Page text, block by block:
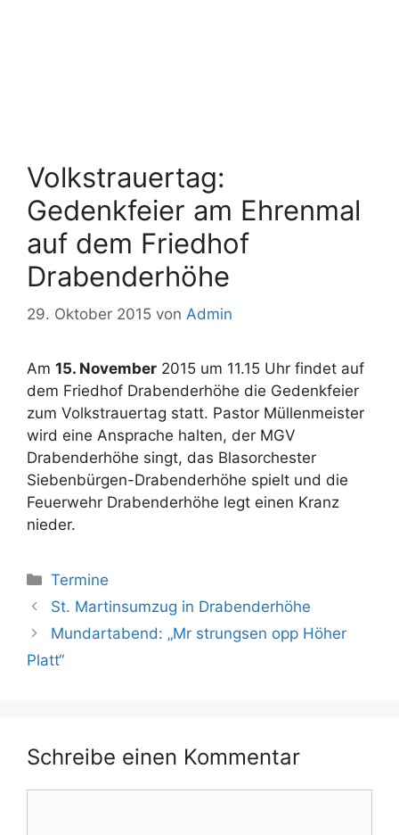
Volkstrauertag:
Gedenkfeier am Ehrenmal
auf dem Friedhof
Drabenderhöhe
29. Oktober 2015 von Admin
Am 15. November 2015 um 11.15 Uhr findet auf
dem Friedhof Drabenderhöhe die Gedenkfeier
zum Volkstrauertag statt. Pastor Müllenmeister
wird eine Ansprache halten, der MGV
Drabenderhöhe singt, das Blasorchester
Siebenbürgen-Drabenderhöhe spielt und die
Feuerwehr Drabenderhöhe legt einen Kranz
nieder.
Kategorien
Termine
St. Martinsumzug in Drabenderhöhe
Mundartabend: „Mr strungsen opp Höher
Platt“
Schreibe einen Kommentar